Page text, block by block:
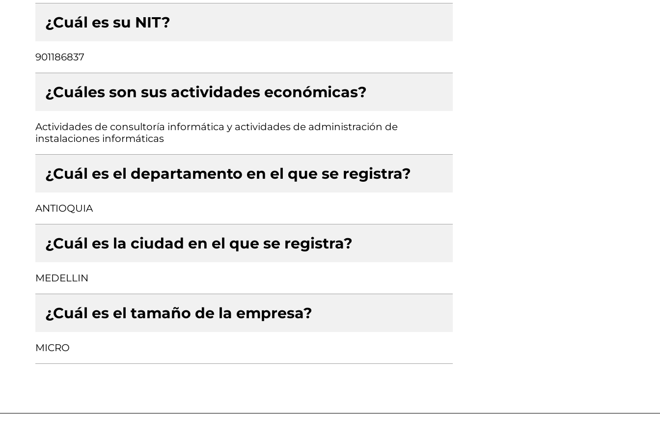
¿Cuál es su NIT?
901186837
¿Cuáles son sus actividades económicas?
Actividades de consultoría informática y actividades de administración de
instalaciones informáticas
¿Cuál es el departamento en el que se registra?
ANTIOQUIA
¿Cuál es la ciudad en el que se registra?
MEDELLIN
¿Cuál es el tamaño de la empresa?
MICRO